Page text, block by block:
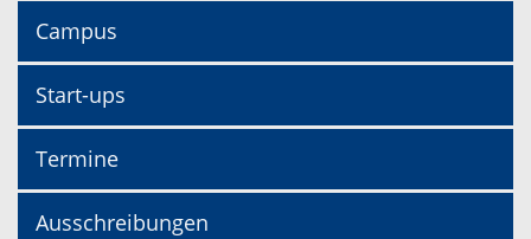
Campus
Start-ups
Termine
Ausschreibungen